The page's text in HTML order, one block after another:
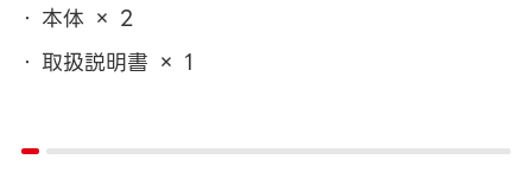
本体 × 2
取扱説明書 × 1